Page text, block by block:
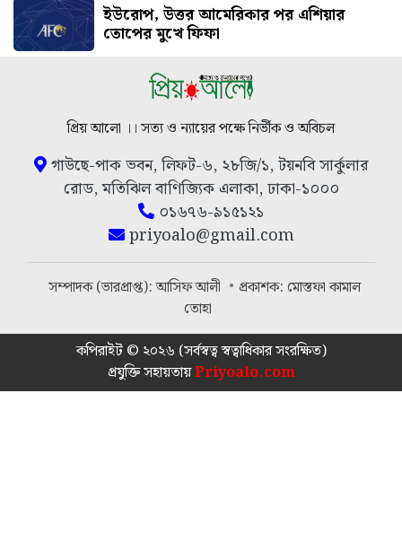
ইউরোপ, উত্তর আমেরিকার পর এশিয়ার
তোপের মুখে ফিফা
প্রিয় আলো ।। সত্য ও ন্যায়ের পক্ষে নির্ভীক ও অবিচল
গাউছে-পাক ভবন, লিফট-৬, ২৮জি/১, টয়নবি সার্কুলার
রোড, মতিঝিল বাণিজ্যিক এলাকা, ঢাকা-১০০০
০১৬৭৬-৯১৫১২১
priyoalo@gmail.com
সম্পাদক (ভারপ্রাপ্ত): আসিফ আলী
প্রকাশক: মোস্তফা কামাল
তোহা
কপিরাইট © ২০২৬ (সর্বস্বত্ব স্বত্বাধিকার সংরক্ষিত)
প্রযুক্তি সহায়তায়Priyoalo.com